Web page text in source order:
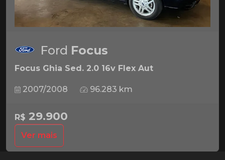
Ford Focus
Focus Ghia Sed. 2.0 16v Flex Aut
2007/2008 96.283 km
R$ 29.900
Ver mais